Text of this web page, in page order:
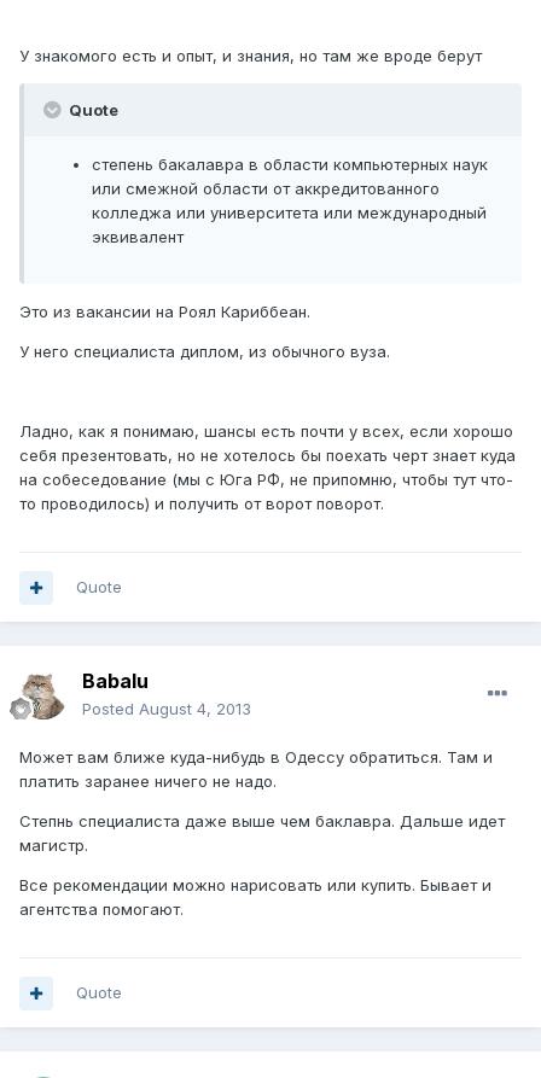
У знакомого есть и опыт, и знания, но там же вроде берут
Quote
степень бакалавра в области компьютерных наук
или смежной области от аккредитованного
колледжа или университета или международный
эквивалент
Это из вакансии на Роял Кариббеан.
У него специалиста диплом, из обычного вуза.
Ладно, как я понимаю, шансы есть почти у всех, если хорошо
себя презентовать, но не хотелось бы поехать черт знает куда
на собеседование (мы с Юга РФ, не припомню, чтобы тут что-
то проводилось) и получить от ворот поворот.
Quote
Babalu
Posted August 4, 2013
Может вам ближе куда-нибудь в Одессу обратиться. Там и
платить заранее ничего не надо.
Степнь специалиста даже выше чем баклавра. Дальше идет
магистр.
Все рекомендации можно нарисовать или купить. Бывает и
агентства помогают.
Quote